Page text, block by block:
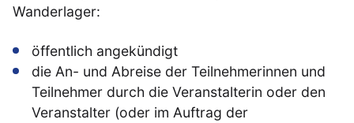
Wanderlager:
öffentlich angekündigt
die An- und Abreise der Teilnehmerinnen und
Teilnehmer durch die Veranstalterin oder den
Veranstalter (oder im Auftrag der